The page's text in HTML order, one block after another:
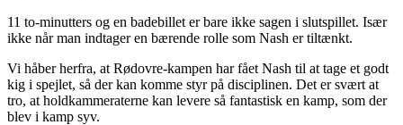
11 to-minutters og en badebillet er bare ikke sagen i slutspillet. Især
ikke når man indtager en bærende rolle som Nash er tiltænkt.
Vi håber herfra, at Rødovre-kampen har fået Nash til at tage et godt
kig i spejlet, så der kan komme styr på disciplinen. Det er svært at
tro, at holdkammeraterne kan levere så fantastisk en kamp, som der
blev i kamp syv.